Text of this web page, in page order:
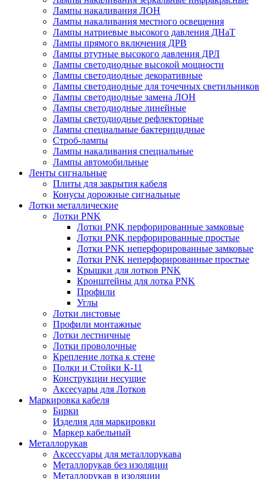
Лампы накаливания ЛОН
Лампы накаливания местного освещения
Лампы натриевые высокого давления ДНаТ
Лампы прямого включения ДРВ
Лампы ртутные высокого давления ДРЛ
Лампы светодиодные высокой мощности
Лампы светодиодные декоративные
Лампы светодиодные для точечных светильников
Лампы светодиодные замена ЛОН
Лампы светодиодные линейные
Лампы светодиодные рефлекторные
Лампы специальные бактерицидные
Строб-лампы
Лампы накаливания специальные
Лампы автомобильные
Ленты сигнальные
Плиты для закрытия кабеля
Конусы дорожные сигнальные
Лотки металлические
Лотки PNK
Лотки PNK перфорированные замковые
Лотки PNK перфорированные простые
Лотки PNK неперфорированные замковые
Лотки PNK неперфорированные простые
Крышки для лотков PNK
Кронштейны для лотка PNK
Профили
Углы
Лотки листовые
Профили монтажные
Лотки лестничные
Лотки проволочные
Крепление лотка к стене
Полки и Стойки К-11
Конструкции несущие
Аксесуары для Лотков
Маркировка кабеля
Бирки
Изделия для маркировки
Маркер кабельный
Металлорукав
Аксессуары для металлорукава
Металлорукав без изоляции
Металлорукав в изоляции